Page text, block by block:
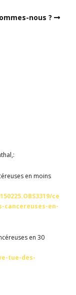
nous ?
en moins
ce
cancereuses-en-
en 30
tue-des-